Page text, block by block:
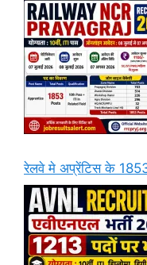
रेलवे मे अप्रेंटिस के 1853